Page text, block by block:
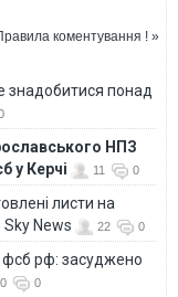
коментування ! »
знадобитися понад
НПЗ
у Керчі
11 0
листи на
Sky News
22 0
фсб рф: засуджено
0